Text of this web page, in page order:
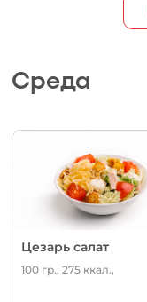
Среда
Цезарь салат
100 гр., 275 ккал.,